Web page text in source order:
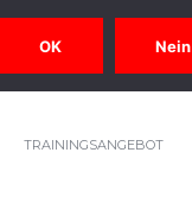
TRAININGSANGEBOT
OK Nein